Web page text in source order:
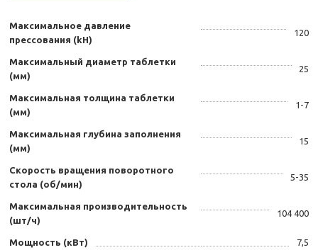
Максимальное давление
прессования (kH)
120
Максимальный диаметр таблетки
(мм)
25
Максимальная толщина таблетки
(мм)
1-7
Максимальная глубина заполнения
(мм)
15
Скорость вращения поворотного
стола (об/мин)
5-35
Максимальная производительность
(шт/ч)
104 400
Мощность (кВт) 7,5